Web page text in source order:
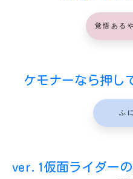
覚悟ある
ケモナーなら押し
ふ
ver.1仮面ライダー